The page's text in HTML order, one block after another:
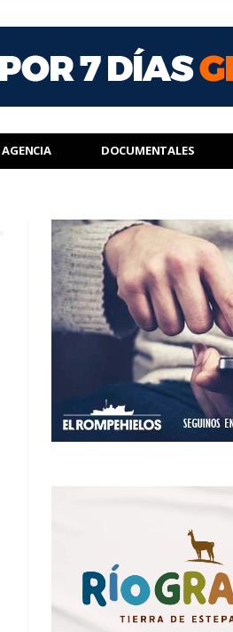
AGENCIA DOCUMENTALES